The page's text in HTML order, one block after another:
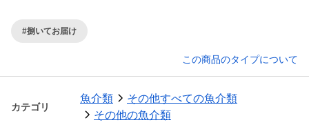
#捌いてお届け
この商品のタイプについて
カテゴリ
魚介類
その他すべての魚介類
その他の魚介類